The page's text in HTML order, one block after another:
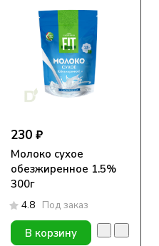
230 ₽
Молоко сухое
обезжиренное 1.5%
300г
4.8 Под заказ
В корзину